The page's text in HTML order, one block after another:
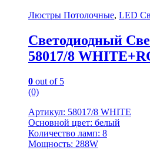
Люстры Потолочные, LED
Светодиодный
58017/8
0 out of 5
(0)
Артикул: 58017/8 WHITE
Основной цвет: белый
Количество ламп: 8
Мощность: 288W